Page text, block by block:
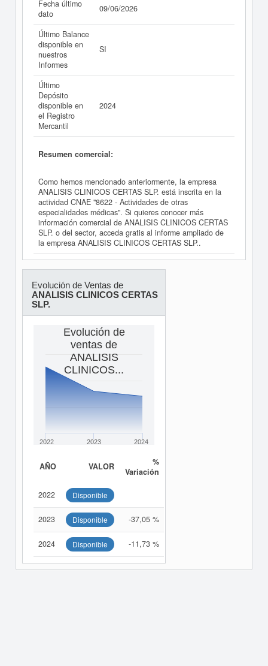
Fecha último
dato
09/06/2026
Último Balance
disponible en
nuestros
Informes
SI
Último
Depósito
disponible en
el Registro
Mercantil
2024
Resumen comercial:
Como hemos mencionado anteriormente, la empresa
ANALISIS CLINICOS CERTAS SLP. está inscrita en la
actividad CNAE "8622 - Actividades de otras
especialidades médicas". Si quieres conocer más
información comercial de ANALISIS CLINICOS CERTAS
SLP. o del sector, acceda gratis al informe ampliado de
la empresa ANALISIS CLINICOS CERTAS SLP..
Evolución de Ventas de
ANALISIS CLINICOS CERTAS
SLP.
Evolución de
ventas de
ANALISIS
CLINICOS...
2022 2023 2024
AÑO VALOR
%
Variación
2022 Disponible
2023 Disponible -37,05 %
2024 Disponible -11,73 %